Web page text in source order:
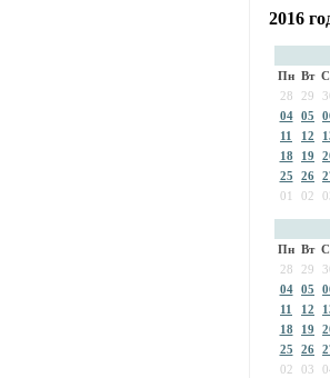
2016
Пн Вт
28
29
04
05
11
12
18
19
25
26
01
02
Пн Вт
28
29
04
05
11
12
18
19
25
26
02
03